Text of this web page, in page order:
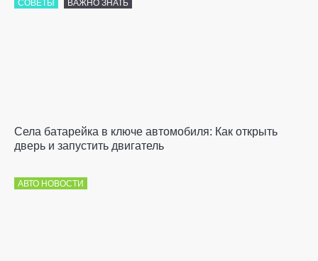
СОВЕТЫ ВАЖНО ЗНАТЬ
Села батарейка в ключе автомобиля: Как открыть
дверь и запустить двигатель
АВТО НОВОСТИ